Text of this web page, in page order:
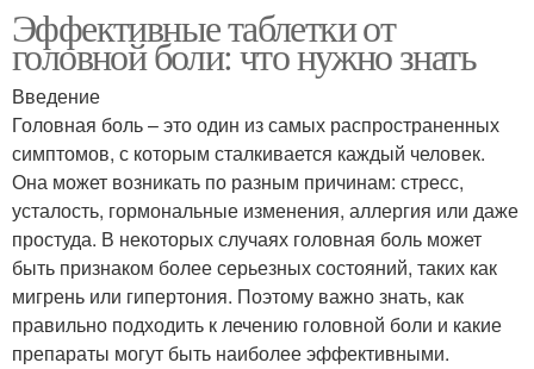
Эффективные таблетки от
головной боли: что нужно знать
Введение
Головная боль – это один из самых распространенных
симптомов, с которым сталкивается каждый человек.
Она может возникать по разным причинам: стресс,
усталость, гормональные изменения, аллергия или даже
простуда. В некоторых случаях головная боль может
быть признаком более серьезных состояний, таких как
мигрень или гипертония. Поэтому важно знать, как
правильно подходить к лечению головной боли и какие
препараты могут быть наиболее эффективными.